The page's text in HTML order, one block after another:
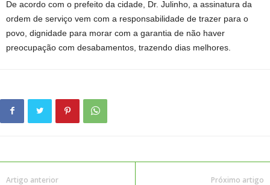
De acordo com o prefeito da cidade, Dr. Julinho, a assinatura da
ordem de serviço vem com a responsabilidade de trazer para o
povo, dignidade para morar com a garantia de não haver
preocupação com desabamentos, trazendo dias melhores.
Artigo anterior Próximo artigo